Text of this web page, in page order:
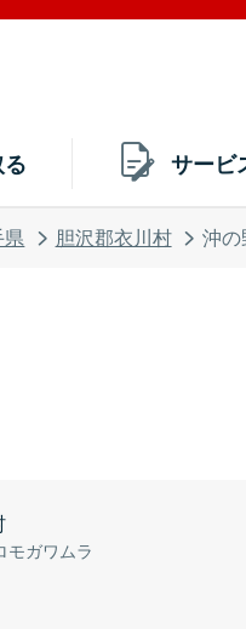
サービ
県 胆沢郡衣川村 沖の
モガワムラ